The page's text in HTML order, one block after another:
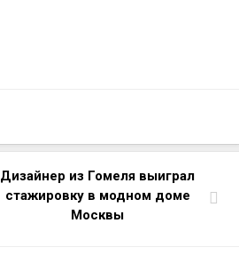
Дизайнер из Гомеля выиграл
стажировку в модном доме
Москвы